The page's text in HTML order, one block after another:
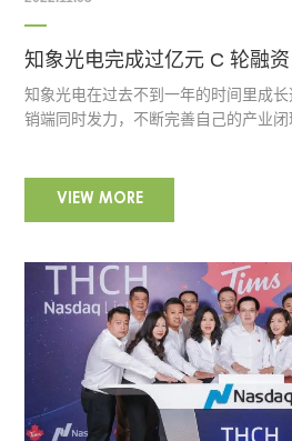
​知象光电完成过亿元 C 轮融资
知象光电在过去不到一年的时间里成
销端同时发力，不断完善自己的产业
VIEW MORE